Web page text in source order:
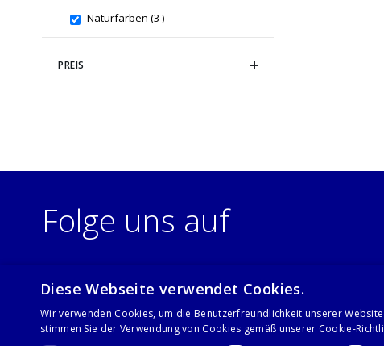
Naturfarben 3 items
PREIS
Folge uns auf
Diese Webseite verwendet Cookies.
Wir verwenden Cookies, um die Benutzerfreundlichkeit unserer
stimmen Sie der Verwendung von Cookies gemäß unserer Cookie-